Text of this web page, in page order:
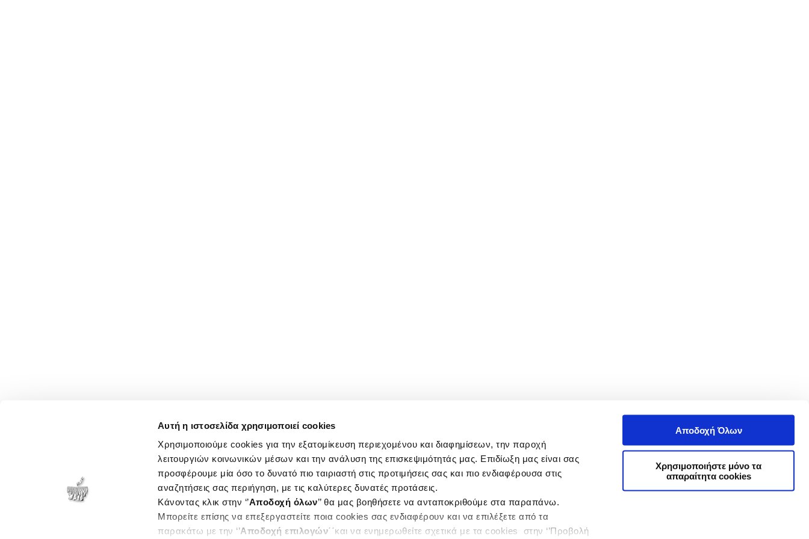
Αυτή η ιστοσελίδα χρησιμοποιεί cookies
Χρησιμοποιούμε cookies για την εξατομίκευση περιεχομένου και διαφημίσεων, την παροχή
λειτουργιών κοινωνικών μέσων και την ανάλυση της επισκεψιμότητάς μας. Επιδίωξη μας είναι σας
προσφέρουμε μία όσο το δυνατό πιο ταιριαστή στις προτιμήσεις σας και πιο ενδιαφέρουσα στις
αναζητήσεις σας περιήγηση, με τις καλύτερες δυνατές προτάσεις.
Κάνοντας κλικ στην ‘’Αποδοχή όλων’’ θα μας βοηθήσετε να ανταποκριθούμε στα παραπάνω.
Μπορείτε επίσης να επεξεργαστείτε ποια cookies σας ενδιαφέρουν και να επιλέξετε από τα
παρακάτω με την ‘’Αποδοχή επιλογών΄΄και να ενημερωθείτε σχετικά με τα cookies στην ‘’Προβολή
Αποδοχή Όλων
Χρησιμοποιήστε μόνο τα
απαραίτητα cookies